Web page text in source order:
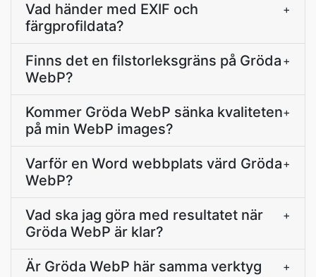
Vad händer med EXIF och
färgprofildata?
+
Finns det en filstorleksgräns på Gröda
WebP?
+
Kommer Gröda WebP sänka kvaliteten
på min WebP images?
+
Varför en Word webbplats värd Gröda
WebP?
+
Vad ska jag göra med resultatet när
Gröda WebP är klar?
+
Är Gröda WebP här samma verktyg
+